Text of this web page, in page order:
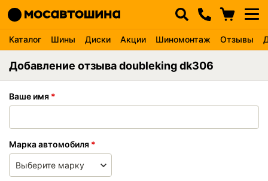
Каталог Шины Диски Акции Шиномонтаж Отзывы
Добавление отзыва doubleking dk306
Ваше имя
Марка автомобиля